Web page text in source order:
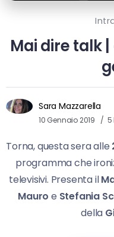
Mai dire talk
Sara Mazzarella
10 Gennaio 2019 5
Torna, questa sera alle
programma che
televisivi. Presenta il
Mauro e Stefania
della